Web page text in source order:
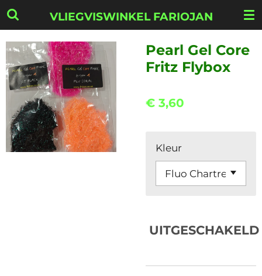
Ga
direct
naar
hoofdinhoud
VLIEGVISWINKEL FARIOJAN
Pearl Gel Core
Fritz Flybox
€ 3,60
Kleur
UITGESCHAKELD